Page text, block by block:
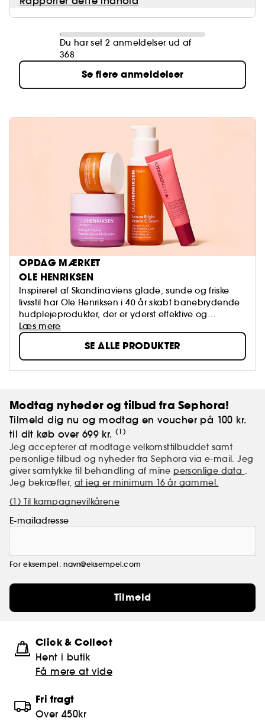
Du har set 2 anmeldelser ud af
368
Se flere anmeldelser
OPDAG MÆRKET
OLE HENRIKSEN
Inspireret af Skandinaviens glade, sunde og friske
livsstil har Ole Henriksen i 40 år skabt banebrydende
hudplejeprodukter, der er yderst effektive og
behagelige at bruge. Resultatet er sund, smuk hud
med Oles særlige udstråling - ”The Ole Glow”. Ole
mestrer kunsten at kombinere yderst effektive
botaniske ingredienser med balanceskabende – en
erfaring han som hudplejeekspert har forfinet
Læs mere
SE ALLE PRODUKTER
Modtag nyheder og tilbud fra Sephora!
Tilmeld dig nu og modtag en voucher på 100 kr.
til dit køb over 699 kr. (1)
Jeg accepterer at modtage velkomsttilbuddet samt
personlige tilbud og nyheder fra Sephora via e-mail. Jeg
giver samtykke til behandling af mine personlige data .
Jeg bekræfter,at jeg er minimum 16 år gammel.
(1) Til kampagnevilkårene
E-mailadresse
For eksempel: navn@eksempel.com
Tilmeld
Click & Collect
Hent i butik
Få mere at vide
Fri fragt
Over 450kr